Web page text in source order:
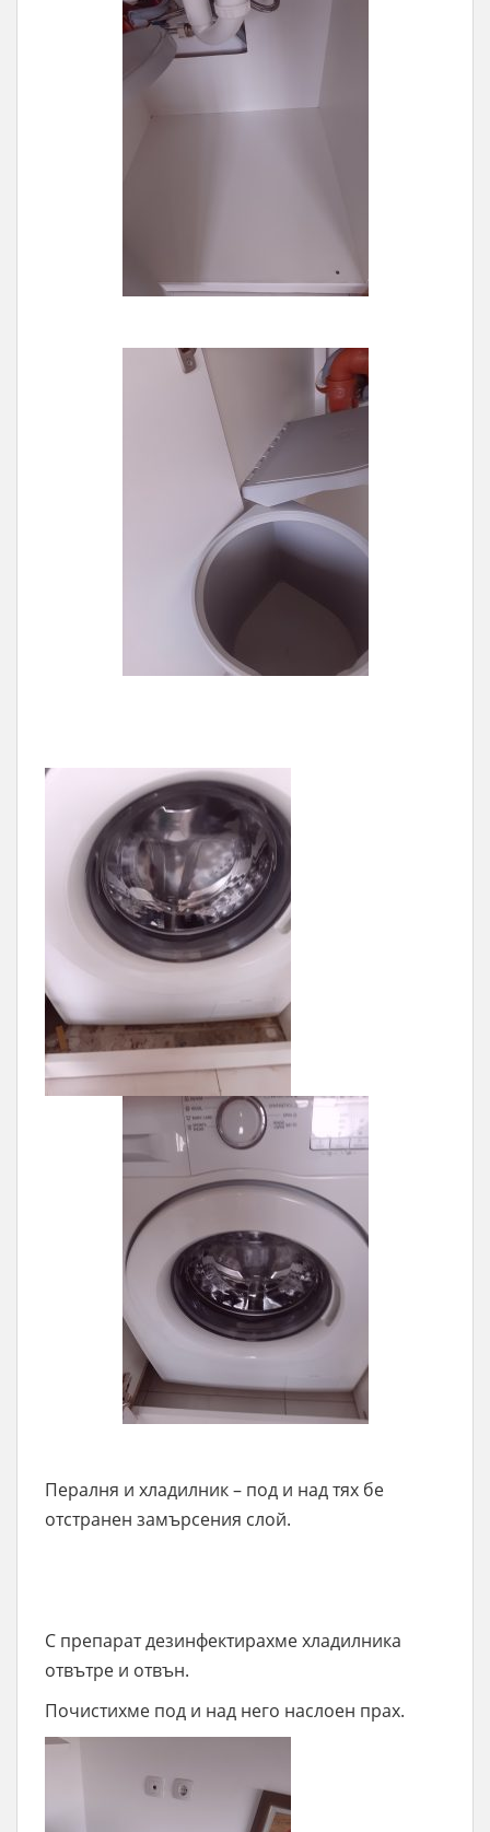
Пералня и хладилник – под и над тях бе
отстранен замърсения слой.
С препарат дезинфектирахме хладилника
отвътре и отвън.
Почистихме под и над него наслоен прах.